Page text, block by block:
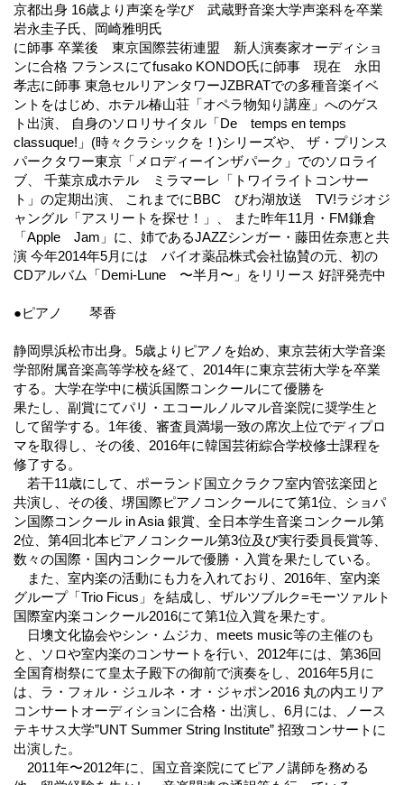
京都出身 16歳より声楽を学び 武蔵野音楽大学声楽科を卒業
岩永圭子氏、岡崎雅明氏
に師事 卒業後 東京国際芸術連盟 新人演奏家オーディショ
ンに合格 フランスにてfusako KONDO氏に師事 現在 永田
孝志に師事 東急セルリアンタワーJZBRATでの多種音楽イベ
ントをはじめ、ホテル椿山荘「オペラ物知り講座」へのゲス
ト出演、 自身のソロリサイタル「De temps en temps
classuque!」(時々クラシックを！)シリーズや、 ザ・プリンス
パークタワー東京「メロディーインザパーク」でのソロライ
ブ、 千葉京成ホテル ミラマーレ「トワイライトコンサー
ト」の定期出演、 これまでにBBC びわ湖放送 TV!ラジオジ
ャングル「アスリートを探せ！」、 また昨年11月・FM鎌倉
「Apple Jam」に、姉であるJAZZシンガー・藤田佐奈恵と共
演 今年2014年5月には バイオ薬品株式会社協賛の元、初の
CDアルバム「Demi-Lune 〜半月〜」をリリース 好評発売中
●ピアノ 琴香
静岡県浜松市出身。5歳よりピアノを始め、東京芸術大学音楽
学部附属音楽高等学校を経て、2014年に東京芸術大学を卒業
する。大学在学中に横浜国際コンクールにて優勝を
果たし、副賞にてパリ・エコールノルマル音楽院に奨学生と
して留学する。1年後、審査員満場一致の席次上位でディプロ
マを取得し、その後、2016年に韓国芸術綜合学校修士課程を
修了する。
若干11歳にして、ポーランド国立クラクフ室内管弦楽団と
共演し、その後、堺国際ピアノコンクールにて第1位、ショパ
ン国際コンクール in Asia 銀賞、全日本学生音楽コンクール第
2位、第4回北本ピアノコンクール第3位及び実行委員長賞等、
数々の国際・国内コンクールで優勝・入賞を果たしている。
また、室内楽の活動にも力を入れており、2016年、室内楽
グループ「Trio Ficus」を結成し、ザルツブルク=モーツァルト
国際室内楽コンクール2016にて第1位入賞を果たす。
日墺文化協会やシン・ムジカ、meets music等の主催のも
と、ソロや室内楽のコンサートを行い、2012年には、第36回
全国育樹祭にて皇太子殿下の御前で演奏をし、2016年5月に
は、ラ・フォル・ジュルネ・オ・ジャポン2016 丸の内エリア
コンサートオーディションに合格・出演し、6月には、ノース
テキサス大学”UNT Summer String Institute” 招致コンサートに
出演した。
2011年〜2012年に、国立音楽院にてピアノ講師を務める